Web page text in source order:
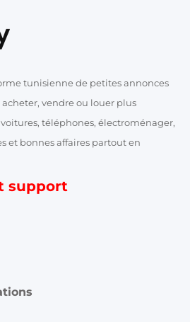
tunisienne de petites annonces
vendre ou louer plus
téléphones, électroménager,
et bonnes affaires partout en
support